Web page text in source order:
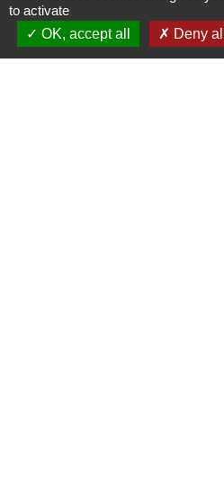
Grand Périgueux
to activate
OK, accept all
Deny